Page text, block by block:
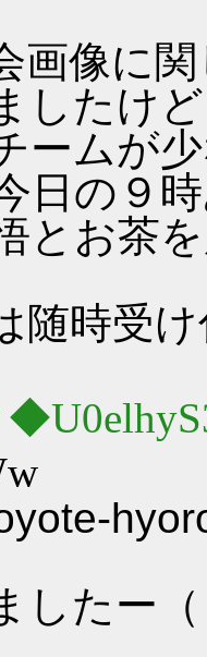
画像に
したけ
ームが
日の９
とお茶
随時受
したー